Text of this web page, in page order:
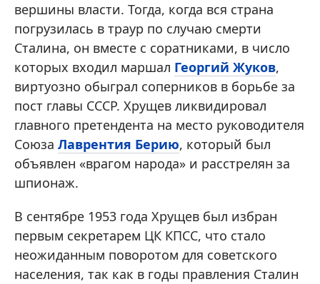
вершины власти. Тогда, когда вся страна
погрузилась в траур по случаю смерти
Сталина, он вместе с соратниками, в число
которых входил маршал Георгий Жуков,
виртуозно обыграл соперников в борьбе за
пост главы СССР. Хрущев ликвидировал
главного претендента на место руководителя
Союза Лаврентия Берию, который был
объявлен «врагом народа» и расстрелян за
шпионаж.
В сентябре 1953 года Хрущев был избран
первым секретарем ЦК КПСС, что стало
неожиданным поворотом для советского
населения, так как в годы правления Сталин